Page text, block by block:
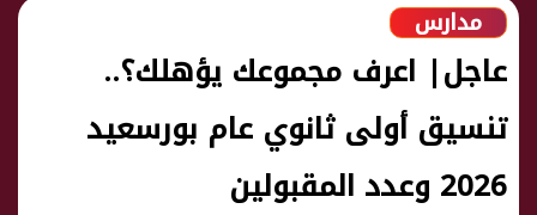
مدارس
عاجل| اعرف مجموعك يؤهلك؟..
تنسيق أولى ثانوي عام بورسعيد
2026 وعدد المقبولين